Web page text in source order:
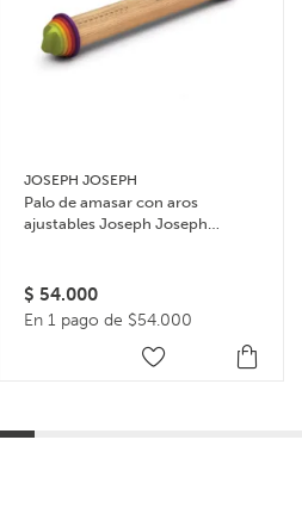
JOSEPH JOSEPH
Palo de amasar con aros
ajustables Joseph Joseph
$ 54.000
En 1 pago de $54.000